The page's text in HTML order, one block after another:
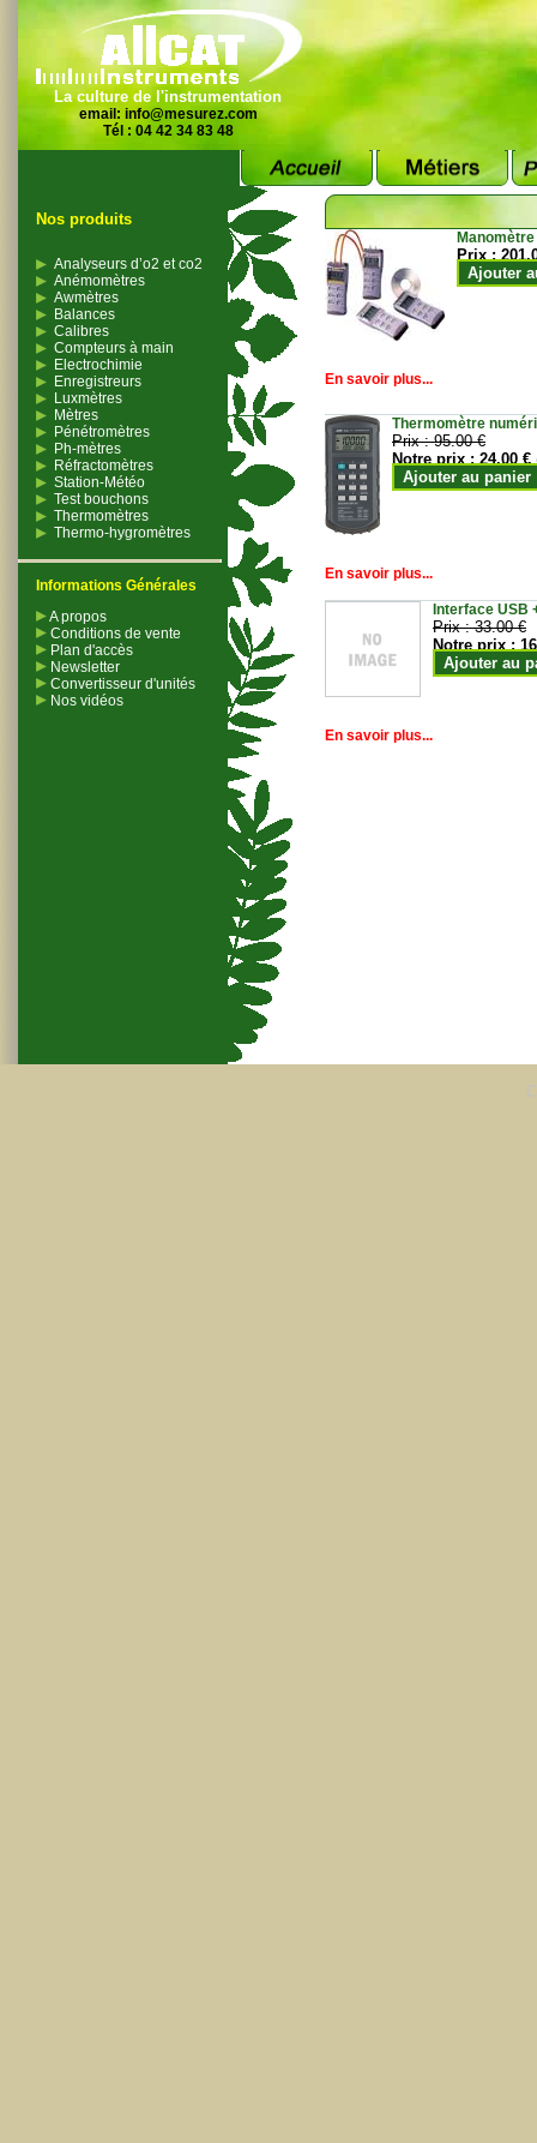
La culture de l'instrumentation
email: info@mesurez.com
Tél : 04 42 34 83 48
Nos produits
Analyseurs d’o2 et co2
Anémomètres
Awmètres
Balances
Calibres
Compteurs à main
Electrochimie
Enregistreurs
Luxmètres
Mètres
Pénétromètres
Ph-mètres
Réfractomètres
Station-Météo
Test bouchons
Thermomètres
Thermo-hygromètres
Informations Générales
A propos
Conditions de vente
Plan d'accès
Newsletter
Convertisseur d'unités
Nos vidéos
Prix :
Ajouter
En savoir plus...
Thermomètre
Prix :95.00 €
Notre prix :24.00 €
Ajouter au panier
En savoir plus...
Interface USB
Prix :33.00 €
Notre prix :
Ajouter au
En savoir plus...